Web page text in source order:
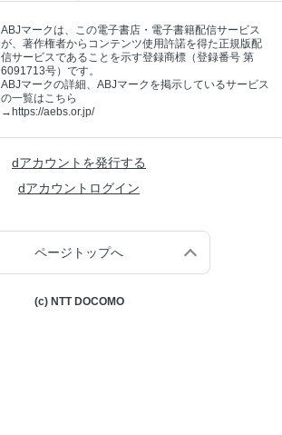
ABJマークは、この電子書店・電子書籍配信サービス
が、著作権者からコンテンツ使用許諾を得た正規版配
信サービスであることを示す登録商標（登録番号 第
6091713号）です。
ABJマークの詳細、ABJマークを掲示しているサービス
の一覧はこちら
→ https://aebs.or.jp/
dアカウントを発行する
dアカウントログイン
ページトップへ
(c) NTT DOCOMO